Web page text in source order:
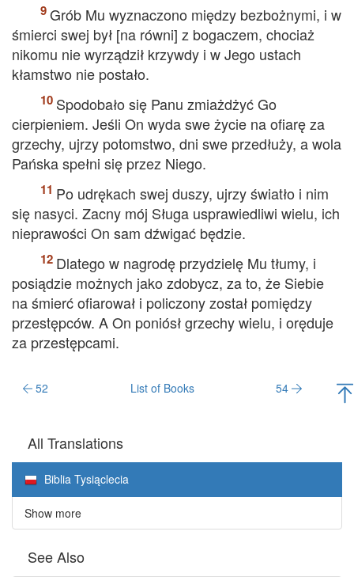
Grób Mu wyznaczono między bezbożnymi, i w
śmierci swej był [na równi] z bogaczem, chociaż
nikomu nie wyrządził krzywdy i w Jego ustach
kłamstwo nie postało.
Spodobało się Panu zmiażdżyć Go
cierpieniem. Jeśli On wyda swe życie na ofiarę za
grzechy, ujrzy potomstwo, dni swe przedłuży, a wola
Pańska spełni się przez Niego.
Po udrękach swej duszy, ujrzy światło i nim
się nasyci. Zacny mój Sługa usprawiedliwi wielu, ich
nieprawości On sam dźwigać będzie.
Dlatego w nagrodę przydzielę Mu tłumy, i
posiądzie możnych jako zdobycz, za to, że Siebie
na śmierć ofiarował i policzony został pomiędzy
przestępców. A On poniósł grzechy wielu, i oręduje
za przestępcami.
52 List of Books 54
All Translations
Biblia Tysiąclecia
Show more
See Also